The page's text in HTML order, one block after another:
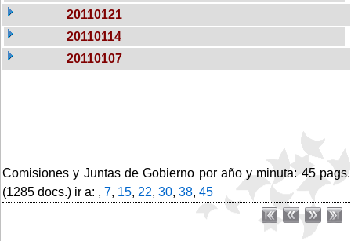
20110121
20110114
20110107
Comisiones y Juntas de Gobierno por año y minuta: 45 pags.
(1285 docs.) ir a: , 7, 15, 22, 30, 38, 45